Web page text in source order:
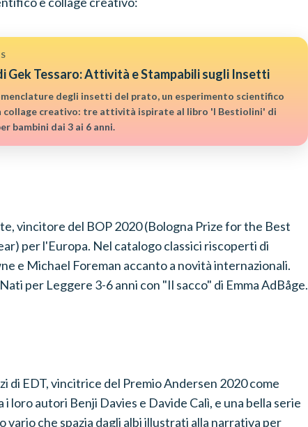
Gek Tessaro: Attività e Stampabili sugli Insetti
degli insetti del prato, un esperimento scientifico
collage creativo: tre attività ispirate al libro 'I Bestiolini' di
bambini dai 3 ai 6 anni.
vincitore del BOP 2020 (Bologna Prize for the Best
per l'Europa. Nel catalogo classici riscoperti di
e Michael Foreman accanto a novità internazionali.
per Leggere 3-6 anni con "Il sacco" di Emma AdBåge.
di EDT, vincitrice del Premio Andersen 2020 come
loro autori Benji Davies e Davide Calì, e una bella serie
che spazia dagli albi illustrati alla narrativa per